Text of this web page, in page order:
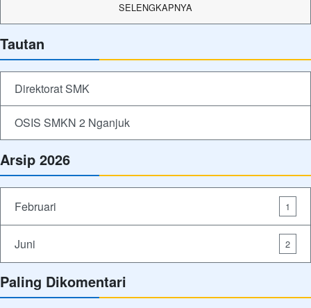
SELENGKAPNYA
Tautan
Direktorat SMK
OSIS SMKN 2 Nganjuk
Arsip 2026
Februari 1
Juni 2
Paling Dikomentari